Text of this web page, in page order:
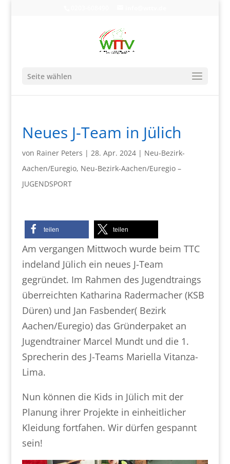
Seite wählen
Neues J-Team in Jülich
von Rainer Peters | 28. Apr. 2024| Neu-Bezirk-
Aachen/Euregio, Neu-Bezirk-Aachen/Euregio –
JUGENDSPORT
teilen teilen
Am vergangen Mittwoch wurde beim TTC
indeland Jülich ein neues J-Team
gegründet. Im Rahmen des Jugendtraings
überreichten Katharina Radermacher (KSB
Düren) und Jan Fasbender( Bezirk
Aachen/Euregio) das Gründerpaket an
Jugendtrainer Marcel Mundt und die 1.
Sprecherin des J-Teams Mariella Vitanza-
Lima.
Nun können die Kids in Jülich mit der
Planung ihrer Projekte in einheitlicher
Kleidung fortfahen. Wir dürfen gespannt
sein!